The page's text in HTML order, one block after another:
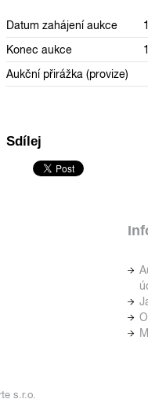
Datum zahájení aukce
Konec aukce
Aukční přirážka (provize)
Sdílej
s.r.o.